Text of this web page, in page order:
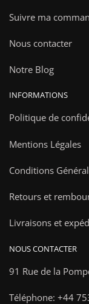
Suivre ma
Nous contacter
Notre Blog
INFORMATIONS
Politique de
Mentions Légales
Conditions
Retours et
Livraisons et
NOUS CONTACTER
91 Rue de la
Téléphone: +44